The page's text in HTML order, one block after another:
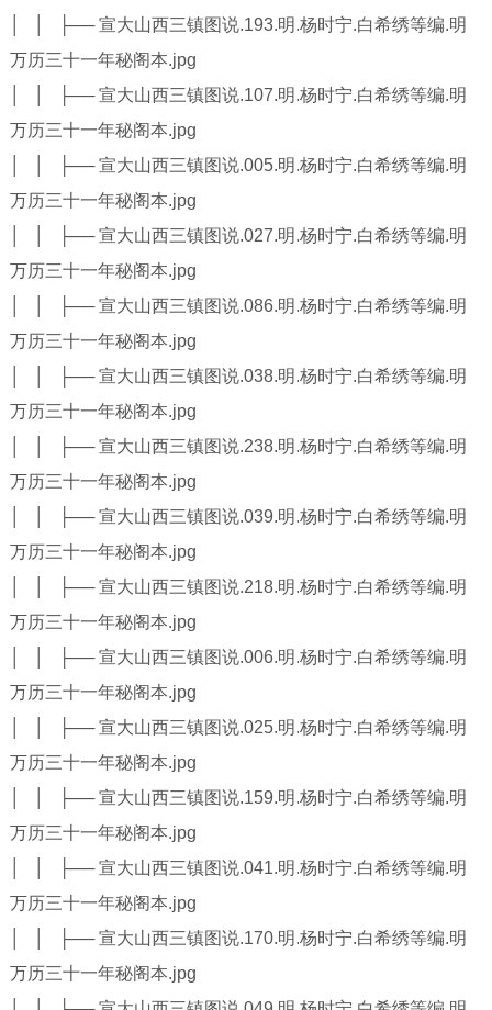
│ │ ├── 宣大山西三镇图说.193.明.杨时宁.白希绣等编.明
万历三十一年秘阁本.jpg
│ │ ├── 宣大山西三镇图说.107.明.杨时宁.白希绣等编.明
万历三十一年秘阁本.jpg
│ │ ├── 宣大山西三镇图说.005.明.杨时宁.白希绣等编.明
万历三十一年秘阁本.jpg
│ │ ├── 宣大山西三镇图说.027.明.杨时宁.白希绣等编.明
万历三十一年秘阁本.jpg
│ │ ├── 宣大山西三镇图说.086.明.杨时宁.白希绣等编.明
万历三十一年秘阁本.jpg
│ │ ├── 宣大山西三镇图说.038.明.杨时宁.白希绣等编.明
万历三十一年秘阁本.jpg
│ │ ├── 宣大山西三镇图说.238.明.杨时宁.白希绣等编.明
万历三十一年秘阁本.jpg
│ │ ├── 宣大山西三镇图说.039.明.杨时宁.白希绣等编.明
万历三十一年秘阁本.jpg
│ │ ├── 宣大山西三镇图说.218.明.杨时宁.白希绣等编.明
万历三十一年秘阁本.jpg
│ │ ├── 宣大山西三镇图说.006.明.杨时宁.白希绣等编.明
万历三十一年秘阁本.jpg
│ │ ├── 宣大山西三镇图说.025.明.杨时宁.白希绣等编.明
万历三十一年秘阁本.jpg
│ │ ├── 宣大山西三镇图说.159.明.杨时宁.白希绣等编.明
万历三十一年秘阁本.jpg
│ │ ├── 宣大山西三镇图说.041.明.杨时宁.白希绣等编.明
万历三十一年秘阁本.jpg
│ │ ├── 宣大山西三镇图说.170.明.杨时宁.白希绣等编.明
万历三十一年秘阁本.jpg